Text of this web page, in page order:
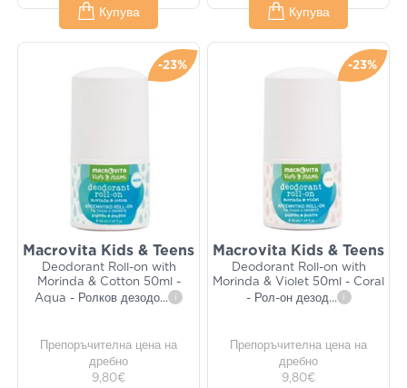
Купува Купува
-23%
Macrovita Kids & Teens
Deodorant Roll-on with
Morinda & Cotton 50ml -
Aqua - Ролков дезодо... i
Препоръчителна цена на
дребно
9,80€
-23%
Macrovita Kids & Teens
Deodorant Roll-on with
Morinda & Violet 50ml - Coral
- Рол-он дезод... i
Препоръчителна цена на
дребно
9,80€